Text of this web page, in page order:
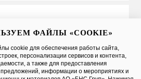
вы принимаете условияПубличной
обработку персональных данных
ФАЙЛЫ «COOKIE»
cookie для обеспечения работы сайта,
персонализации сервисов и контента,
а также для предоставления
информации о мероприятиях и